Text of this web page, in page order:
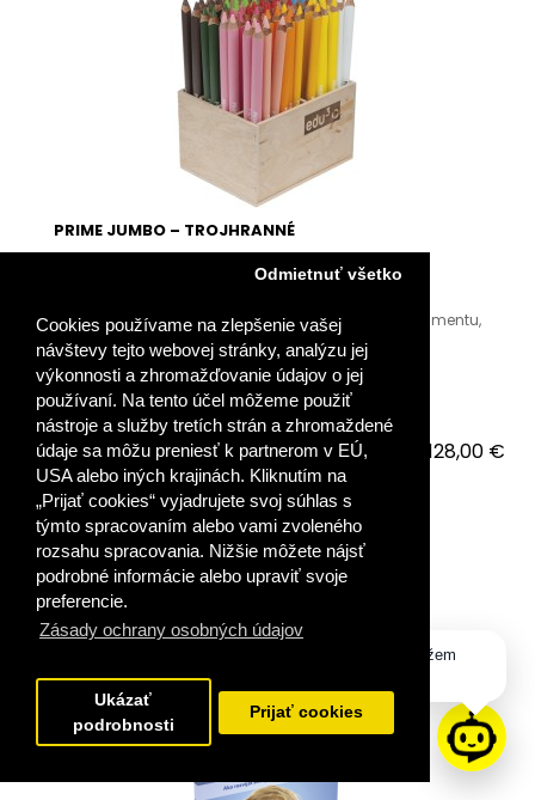
Cookies používame na zlepšenie vašej
návštevy tejto webovej stránky, analýzu jej
výkonnosti a zhromažďovanie údajov o jej
používaní. Na tento účel môžeme použiť
nástroje a služby tretích strán a zhromaždené
údaje sa môžu preniesť k partnerom v EÚ,
USA alebo iných krajinách. Kliknutím na
„Prijať cookies“ vyjadrujete svoj súhlas s
týmto spracovaním alebo vami zvoleného
rozsahu spracovania. Nižšie môžete nájsť
podrobné informácie alebo upraviť svoje
preferencie.
Zásady ochrany osobných údajov
Odmietnuť všetko
Ukázať
podrobnosti
Prijať cookies
PRIME JUMBO – TROJHRANNÉ
Sýte PRIME JUMBO pastelky s vysokým obsahom pigmentu,
vhodné na miešanie farieb, sú určené pre malé ..
128,00 €
VLOŽIŤ DO KOŠÍKA
PRIDAŤ DO OBĽÚBENÝCH
Dobrý deň, ako vám môžem